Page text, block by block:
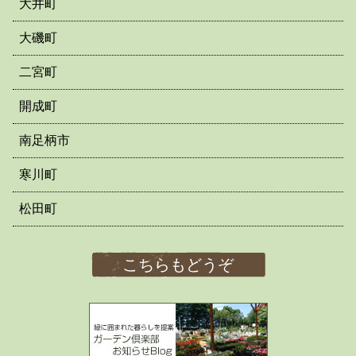
大井町
大磯町
二宮町
開成町
南足柄市
寒川町
松田町
こちらもどうぞ